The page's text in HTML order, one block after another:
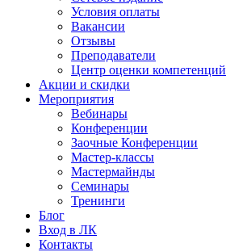
Условия оплаты
Вакансии
Отзывы
Преподаватели
Центр оценки компетенций
Акции и скидки
Мероприятия
Вебинары
Конференции
Заочные Конференции
Мастер-классы
Мастермайнды
Семинары
Тренинги
Блог
Вход в ЛК
Контакты